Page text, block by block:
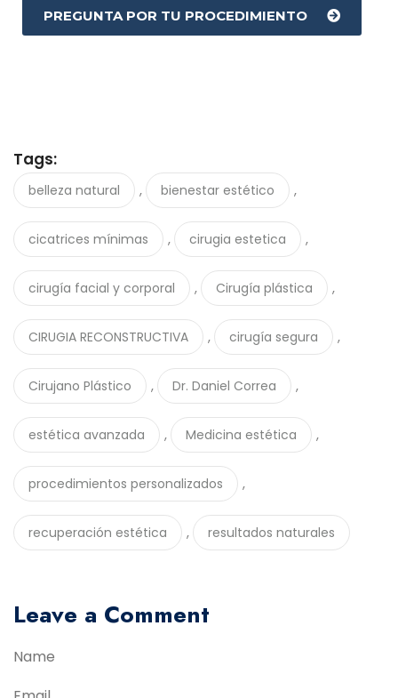
PREGUNTA POR TU PROCEDIMIENTO
Tags:
belleza natural , bienestar estético ,
cicatrices mínimas , cirugia estetica ,
cirugía facial y corporal , Cirugía plástica ,
CIRUGIA RECONSTRUCTIVA , cirugía segura ,
Cirujano Plástico , Dr. Daniel Correa ,
estética avanzada , Medicina estética ,
procedimientos personalizados ,
recuperación estética , resultados naturales
Leave a Comment